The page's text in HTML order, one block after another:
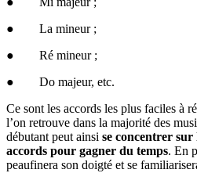
● La mineur ;
● Ré mineur ;
● Do majeur, etc.
Ce sont les accords les plus faciles à
l’on retrouve dans la majorité des
débutant peut ainsi se concentrer sur
accords pour gagner du temps. En
peaufinera son doigté et se